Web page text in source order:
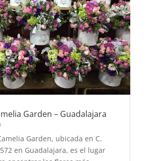
Garden – Guadalajara
Garden, ubicada en C.
en Guadalajara, es el lugar